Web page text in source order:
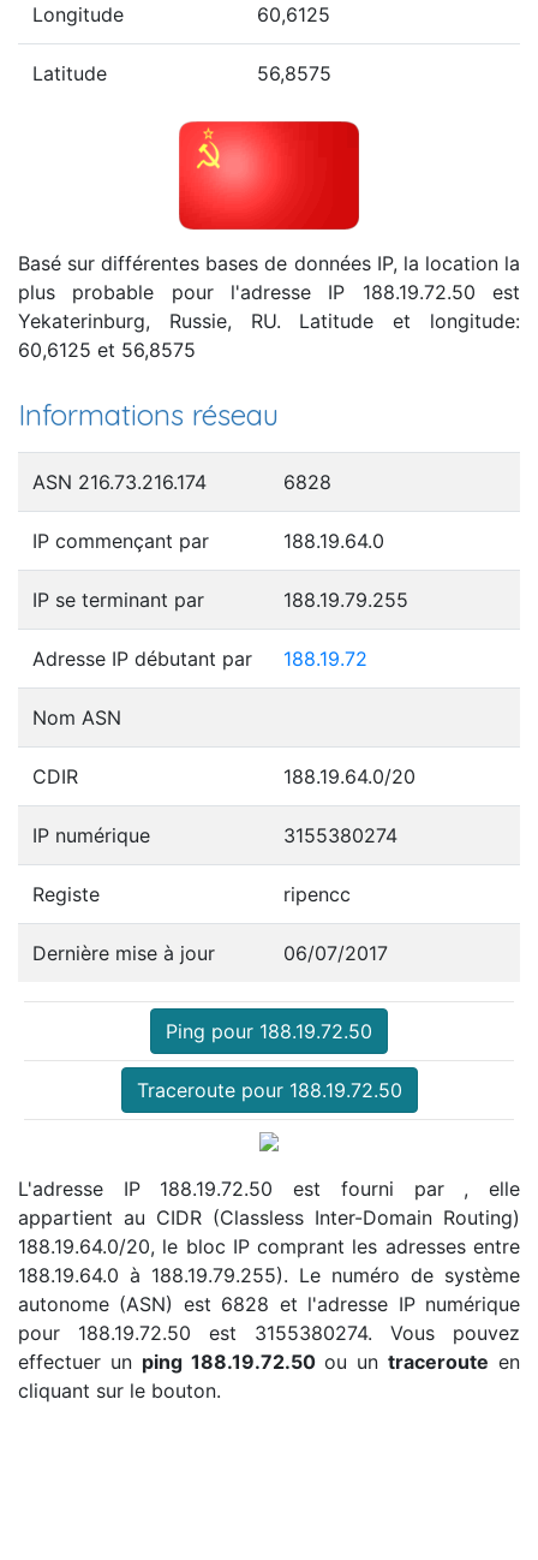
Longitude 60,6125
Latitude 56,8575
Basé sur différentes bases de données IP, la location la
plus probable pour l'adresse IP 188.19.72.50 est
Yekaterinburg, Russie, RU. Latitude et longitude:
60,6125 et 56,8575
Informations réseau
ASN 216.73.216.174 6828
IP commençant par 188.19.64.0
IP se terminant par 188.19.79.255
Adresse IP débutant par 188.19.72
Nom ASN
CDIR 188.19.64.0/20
IP numérique 3155380274
Registe ripencc
Dernière mise à jour 06/07/2017
Ping pour 188.19.72.50
Traceroute pour 188.19.72.50
L'adresse IP 188.19.72.50 est fourni par , elle
appartient au CIDR (Classless Inter-Domain Routing)
188.19.64.0/20, le bloc IP comprant les adresses entre
188.19.64.0 à 188.19.79.255). Le numéro de système
autonome (ASN) est 6828 et l'adresse IP numérique
pour 188.19.72.50 est 3155380274. Vous pouvez
effectuer un ping 188.19.72.50ou untraceroute en
cliquant sur le bouton.